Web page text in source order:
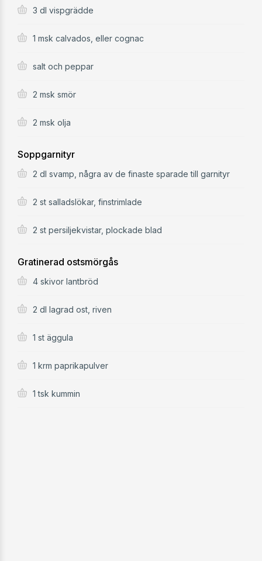
3 dl vispgrädde
1 msk calvados, eller cognac
salt och peppar
2 msk smör
2 msk olja
Soppgarnityr
2 dl svamp, några av de finaste sparade till garnityr
2 st salladslökar, finstrimlade
2 st persiljekvistar, plockade blad
Gratinerad ostsmörgås
4 skivor lantbröd
2 dl lagrad ost, riven
1 st äggula
1 krm paprikapulver
1 tsk kummin